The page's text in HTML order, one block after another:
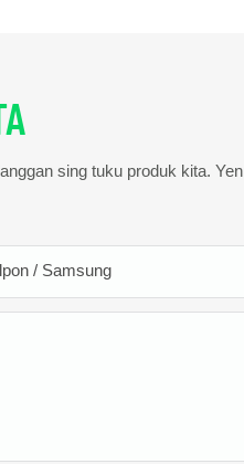
sing tuku produk kita. Yen
/ Samsung